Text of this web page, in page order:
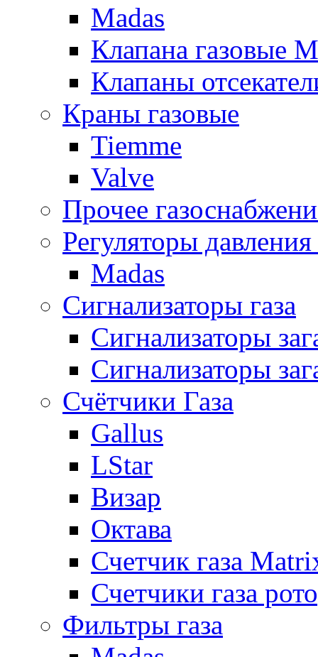
Madas
Клапана газовые
Клапаны
Краны газовые
Tiemme
Valve
Прочее
Регуляторы давления
Madas
Сигнализаторы газа
Сигнализаторы
Сигнализаторы
Счётчики Газа
Gallus
LStar
Визар
Октава
Счетчик газа
Счетчики газа
Фильтры газа